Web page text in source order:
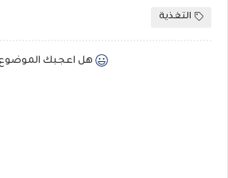
التغذية
هل اعجبك